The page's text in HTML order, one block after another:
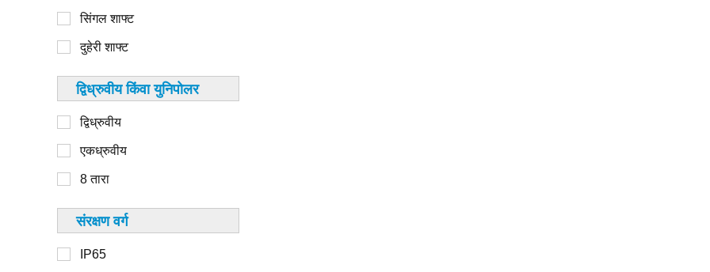
सिंगल शाफ्ट
दुहेरी शाफ्ट
द्विध्रुवीय किंवा युनिपोलर
द्विध्रुवीय
एकध्रुवीय
8 तारा
संरक्षण वर्ग
IP65
20-50
50-100
100-250
250-500
>५००